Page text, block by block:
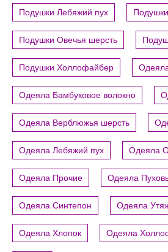
Подушки Лебяжий пух
Подушки Овечья шерсть
Подушки Холлофайбер
Одеяла Бамбуковое волокно
Одеяла Верблюжья шерсть
Одеяла Лебяжий пух Одеяла
Одеяла Прочие Одеяла
Одеяла Синтепон Одеяла
Одеяла Хлопок Одеяла